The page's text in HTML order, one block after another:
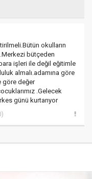
okulların
bütçeden
işleri ile değil eğitimle
almalı.adamına göre
göre değer
.Gelecek
günü kurtarıyor